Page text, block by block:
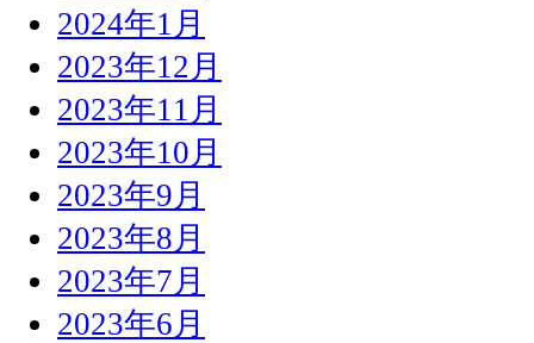
2024年1月
2023年12月
2023年11月
2023年10月
2023年9月
2023年8月
2023年7月
2023年6月